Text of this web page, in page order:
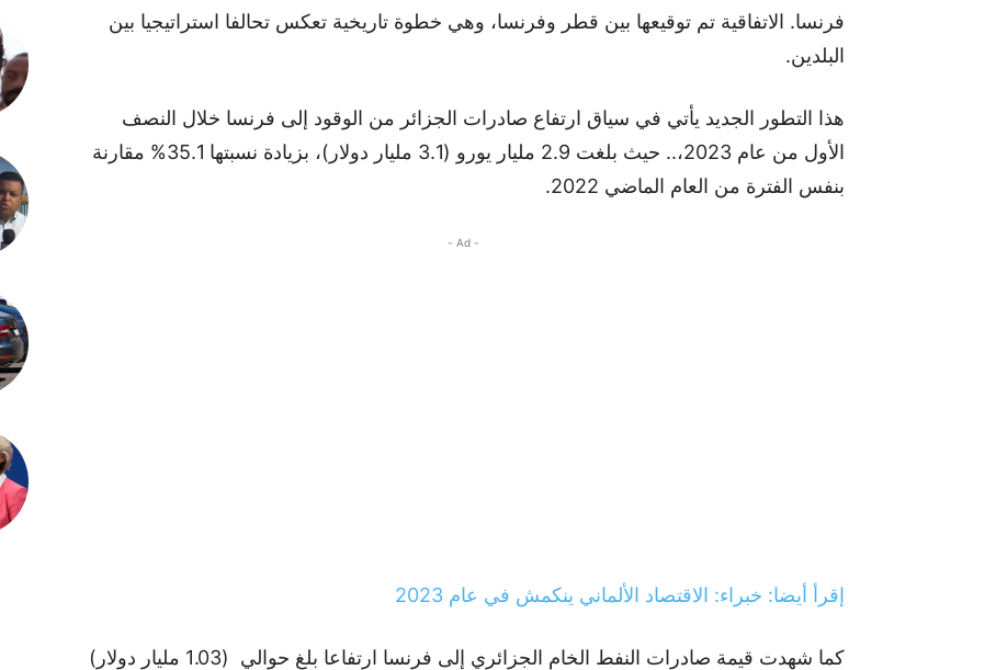
فرنسا. الاتفاقية تم توقيعها بين قطر وفرنسا، وهي خطوة تاريخية تعكس تحالفا استراتيجيا بين
البلدين.
هذا التطور الجديد يأتي في سياق ارتفاع صادرات الجزائر من الوقود إلى فرنسا خلال النصف
الأول من عام 2023،.. حيث بلغت 2.9 مليار يورو (3.1 مليار دولار)، بزيادة نسبتها 35.1% مقارنة
بنفس الفترة من العام الماضي 2022.
- Ad -
إقرأ أيضا: خبراء: الاقتصاد الألماني ينكمش في عام 2023
كما شهدت قيمة صادرات النفط الخام الجزائري إلى فرنسا ارتفاعا بلغ حوالي (1.03 مليار دولار)